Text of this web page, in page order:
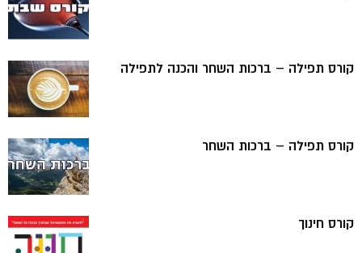
קורס תפילה – ברכות השחר והכנה לתפילה
קורס תפילה – ברכות השחר
קורס חינוך